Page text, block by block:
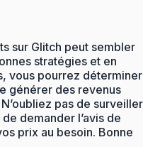
sur Glitch peut sembler
stratégies et en
vous pourrez déterminer
générer des revenus
pas de surveiller
demander l’avis de
prix au besoin. Bonne